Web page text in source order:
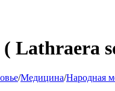
Lathraera
/Медицина/Народная